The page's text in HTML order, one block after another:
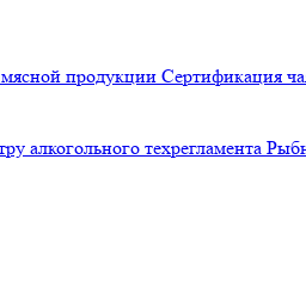
продукции Сертификация
алкогольного техрегламента